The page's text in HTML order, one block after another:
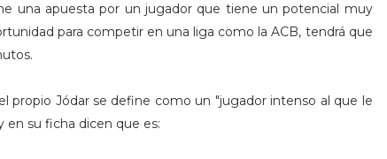
una apuesta por un jugador que tiene un potencial muy
para competir en una liga como la ACB, tendrá que
propio Jódar se define como un "jugador intenso al que le
en su ficha dicen que es: